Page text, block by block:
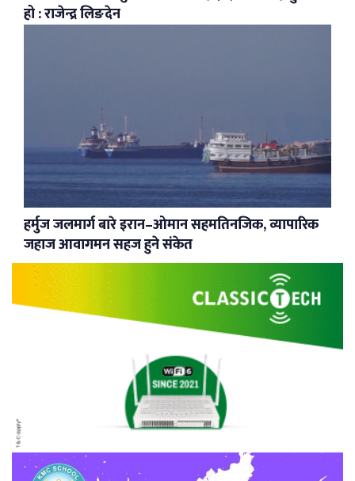
हो : राजेन्द्र लिङदेन
हर्मुज जलमार्ग बारे इरान–ओमान सहमतिनजिक, व्यापारिक
जहाज आवागमन सहज हुने संकेत